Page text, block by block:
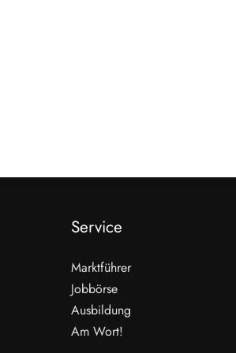
Service
Marktführer
Jobbörse
Ausbildung
Am Wort!